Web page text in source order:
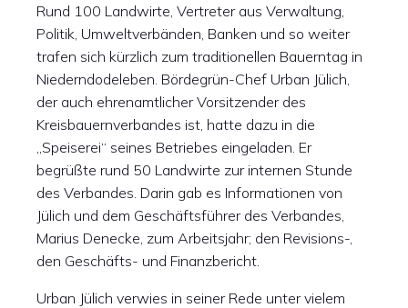
Rund 100 Landwirte, Vertreter aus Verwaltung,
Politik, Umweltverbänden, Banken und so weiter
trafen sich kürzlich zum traditionellen Bauerntag in
Niederndodeleben. Bördegrün-Chef Urban Jülich,
der auch ehrenamtlicher Vorsitzender des
Kreisbauernverbandes ist, hatte dazu in die
„Speiserei“ seines Betriebes eingeladen. Er
begrüßte rund 50 Landwirte zur internen Stunde
des Verbandes. Darin gab es Informationen von
Jülich und dem Geschäftsführer des Verbandes,
Marius Denecke, zum Arbeitsjahr; den Revisions-,
den Geschäfts- und Finanzbericht.
Urban Jülich verwies in seiner Rede unter vielem